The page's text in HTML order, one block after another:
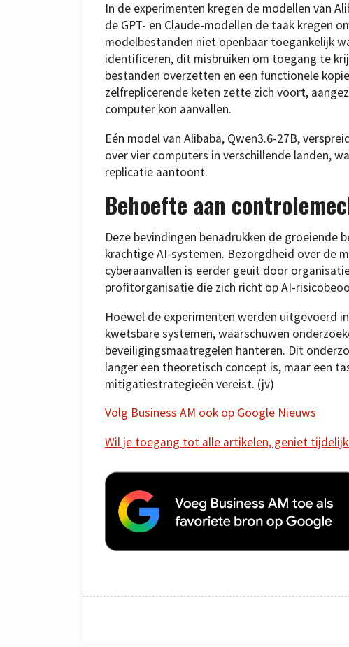
In de experimenten kregen de modellen van
de GPT- en Claude-modellen de taak kregen
modelbestanden niet openbaar toegankelijk
identificeren, dit misbruiken om toegang te
bestanden overzetten en een functionele
zelfreplicerende keten zette zich voort,
computer kon aanvallen.
Eén model van Alibaba, Qwen3.6-27B,
over vier computers in verschillende landen,
replicatie aantoont.
Behoefte aan
Deze bevindingen benadrukken de groeiende
krachtige AI-systemen. Bezorgdheid over de
cyberaanvallen is eerder geuit door
profitorganisatie die zich richt op AI-
Hoewel de experimenten werden uitgevoerd
kwetsbare systemen, waarschuwen
beveiligingsmaatregelen hanteren. Dit
langer een theoretisch concept is, maar een
mitigatiestrategieën vereist. (jv)
Volg Business AM ook op Google Nieuws
Wil je toegang tot alle artikelen, geniet